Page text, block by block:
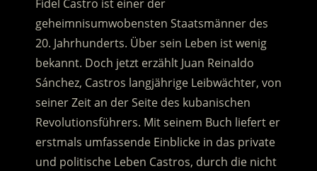
Fidel Castro ist einer der
geheimnisumwobensten Staatsmänner des
20. Jahrhunderts. Über sein Leben ist wenig
bekannt. Doch jetzt erzählt Juan Reinaldo
Sánchez, Castros langjährige Leibwächter, von
seiner Zeit an der Seite des kubanischen
Revolutionsführers. Mit seinem Buch liefert er
erstmals umfassende Einblicke in das private
und politische Leben Castros, durch die nicht